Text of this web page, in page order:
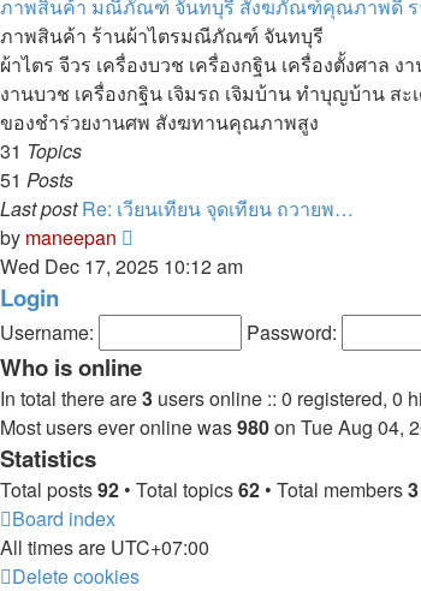
post
ภาพสินค้า มณีภัณฑ์ จันทบุรี สังฆภัณฑ์คุณภาพดี รา
ภาพสินค้า ร้านผ้าไตรมณีภัณฑ์ จันทบุรี
ผ้าไตร จีวร เครื่องบวช เครื่องกฐิน เครื่องตั้งศาล ง
งานบวช เครื่องกฐิน เจิมรถ เจิมบ้าน ทำบุญบ้าน สะ
ของชำร่วยงานศพ สังฆทานคุณภาพสูง
31 Topics
51 Posts
Last post Re: เวียนเทียน จุดเทียน ถวายพ…
by maneepan
the
post
Wed Dec 17, 2025 10:12 am
Login
Username: Password:
Who is online
In total there are3 users online :: 0 registered, 0
Most users ever online was980on Tue Aug 04,
Statistics
Total posts92 • Total topics62 • Total members3
Board index
All times are UTC+07:00
Delete cookies